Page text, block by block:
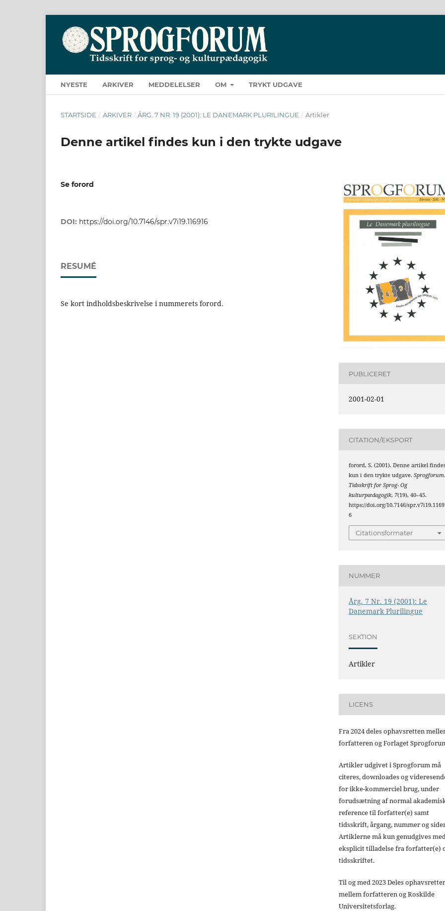
NYESTE ARKIVER MEDDELELSER OM TRYKT UDGAVE
STARTSIDE / ARKIVER / ÅRG. 7 NR. 19 (2001): LE DANEMARK PLURILINGUE / Artikler
Denne artikel findes kun i den trykte udgave
Se forord
DOI: https://doi.org/10.7146/spr.v7i19.116916
RESUMÉ
Se kort indholdsbeskrivelse i nummerets forord.
PUBLICERET
2001-02-01
CITATION/EKSPORT
forord, S. (2001). Denne artikel
kun i den trykte udgave.Sprogforum.
Tidsskrift for Sprog- Og
kulturpædagogik, 7(19), 40–45.
https://doi.org/10.7146/
6
Citationsformater
NUMMER
Årg. 7 Nr. 19 (2001): Le
Danemark Plurilingue
SEKTION
Artikler
LICENS
Fra 2024 deles ophavsretten
forfatteren og Forlaget
Artikler udgivet i Sprogforum må
citeres, downloades og
for ikke-kommerciel brug, under
forudsætning af normal
reference til forfatter(e) samt
tidsskrift, årgang, nummer og
Artiklerne må kun genudgives
eksplicit tilladelse fra forfatter(e)
tidsskriftet.
Til og med 2023 Deles
mellem forfatteren og Roskilde
Universitetsforlag.